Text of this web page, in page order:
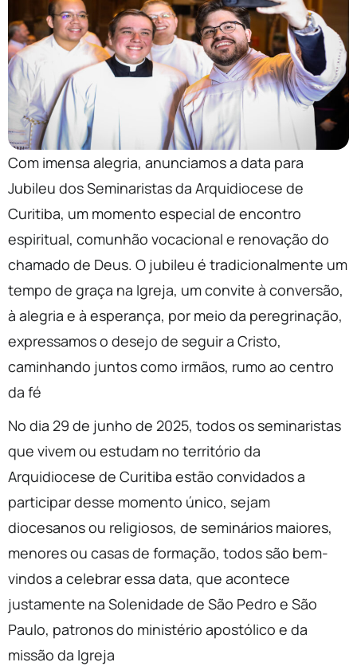
Com imensa alegria, anunciamos a data para
Jubileu dos Seminaristas da Arquidiocese de
Curitiba, um momento especial de encontro
espiritual, comunhão vocacional e renovação do
chamado de Deus. O jubileu é tradicionalmente um
tempo de graça na Igreja, um convite à conversão,
à alegria e à esperança, por meio da peregrinação,
expressamos o desejo de seguir a Cristo,
caminhando juntos como irmãos, rumo ao centro
da fé
No dia 29 de junho de 2025, todos os seminaristas
que vivem ou estudam no território da
Arquidiocese de Curitiba estão convidados a
participar desse momento único, sejam
diocesanos ou religiosos, de seminários maiores,
menores ou casas de formação, todos são bem-
vindos a celebrar essa data, que acontece
justamente na Solenidade de São Pedro e São
Paulo, patronos do ministério apostólico e da
missão da Igreja